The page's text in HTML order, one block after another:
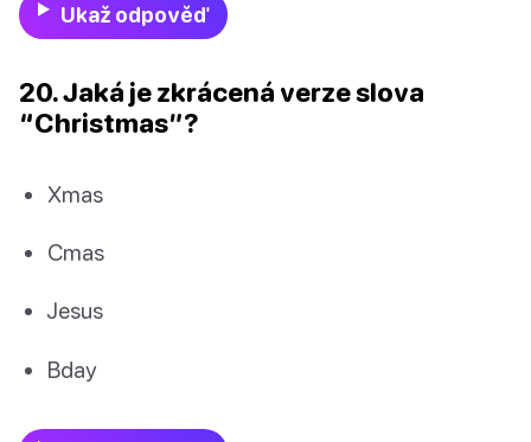
Ukaž odpověď
20. Jaká je zkrácená verze slova
“Christmas”?
Xmas
Cmas
Jesus
Bday